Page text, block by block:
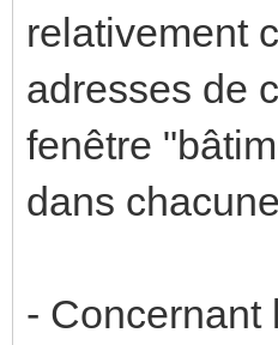
relativement
adresses de
fenêtre
dans
- Concernant